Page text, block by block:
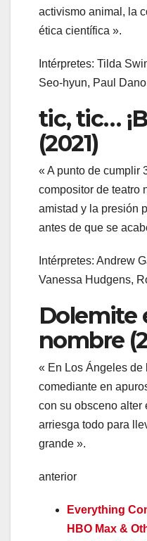
activismo animal, la
ética científica ».
Intérpretes: Tilda
Seo-hyun, Paul
tic, tic…
(2021)
« A punto de cumplir
compositor de teatro
amistad y la presión
antes de que se
Intérpretes: Andrew
Vanessa Hudgens,
Dolemite
nombre
« En Los Ángeles de
comediante en
con su obsceno alter
arriesga todo para
grande ».
anterior
Everything
HBO Max &